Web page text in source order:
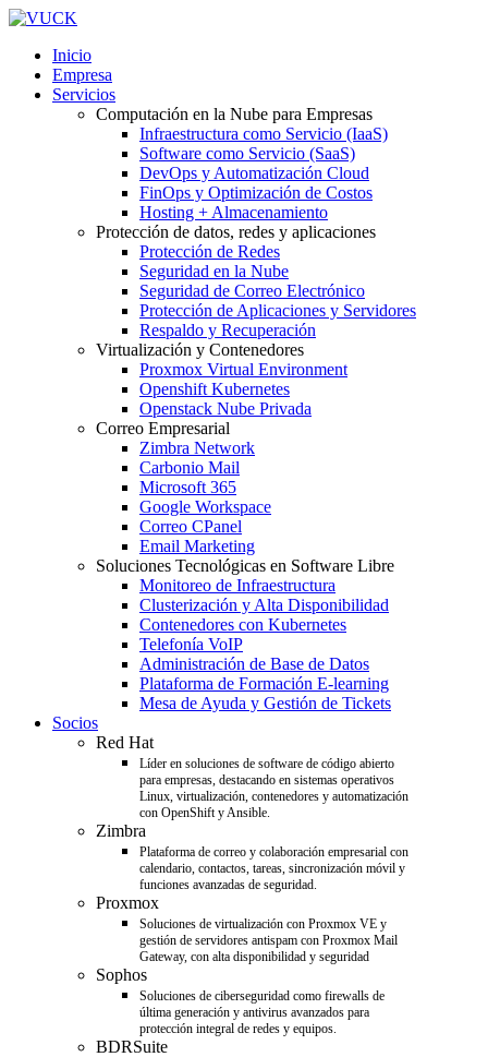
Inicio
Empresa
Servicios
Computación en la Nube para Empresas
Infraestructura como Servicio (IaaS)
Software como Servicio (SaaS)
DevOps y Automatización Cloud
FinOps y Optimización de Costos
Hosting + Almacenamiento
Protección de datos, redes y aplicaciones
Protección de Redes
Seguridad en la Nube
Seguridad de Correo Electrónico
Protección de Aplicaciones y Servidores
Respaldo y Recuperación
Virtualización y Contenedores
Proxmox Virtual Environment
Openshift Kubernetes
Openstack Nube Privada
Correo Empresarial
Zimbra Network
Carbonio Mail
Microsoft 365
Google Workspace
Correo CPanel
Email Marketing
Soluciones Tecnológicas en Software Libre
Monitoreo de Infraestructura
Clusterización y Alta Disponibilidad
Contenedores con Kubernetes
Telefonía VoIP
Administración de Base de Datos
Plataforma de Formación E-learning
Mesa de Ayuda y Gestión de Tickets
Socios
Red Hat
Líder en soluciones de software de código abierto
para empresas, destacando en sistemas operativos
Linux, virtualización, contenedores y automatización
con OpenShift y Ansible.
Zimbra
Plataforma de correo y colaboración empresarial con
calendario, contactos, tareas, sincronización móvil y
funciones avanzadas de seguridad.
Proxmox
Soluciones de virtualización con Proxmox VE y
gestión de servidores antispam con Proxmox Mail
Gateway, con alta disponibilidad y seguridad
Sophos
Soluciones de ciberseguridad como firewalls de
última generación y antivirus avanzados para
protección integral de redes y equipos.
BDRSuite